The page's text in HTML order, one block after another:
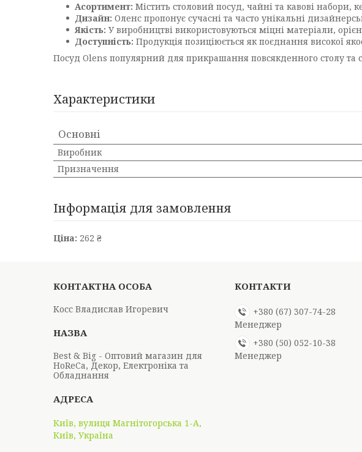
Асортимент: Містить столовий посуд, чайні та кавові набори,
Дизайн: Оленс пропонує сучасні та часто унікальні
Якість: У виробництві використовуються міцні матеріали,
Доступність: Продукція позиціюється як поєднання високої
Посуд Olens популярний для прикрашання повсякденного столу та
Характеристики
Основні
Виробник
Призначення
Інформація для замовлення
Ціна: 262 ₴
Косс Владислав Игоревич
Best & Big - Оптовий магазин для
HoReCa, Декор, Електроніка та
Обладнання
Київ, вулиця Магнітогорська 1-А,
Київ, Україна
+380 (67) 307-74-28
Менеджер
+380 (50) 052-10-38
Менеджер